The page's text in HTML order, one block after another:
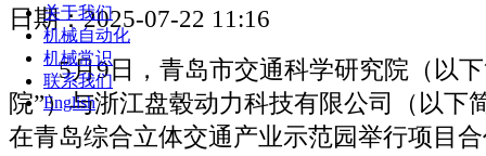
关于我们
机械自动化
机械常识
联系我们
English
日期：2025-07-22 11:16
5月9日，青岛市交通科学研究院（以下
院”）与浙江盘毂动力科技有限公司（以下
在青岛综合立体交通产业示范园举行项目